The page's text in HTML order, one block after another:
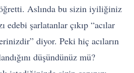
Aslında bu sizin iyiliğiniz
şarlatanlar çıkıp “acılar
diyor. Peki hiç acıların
düşündünüz mü?